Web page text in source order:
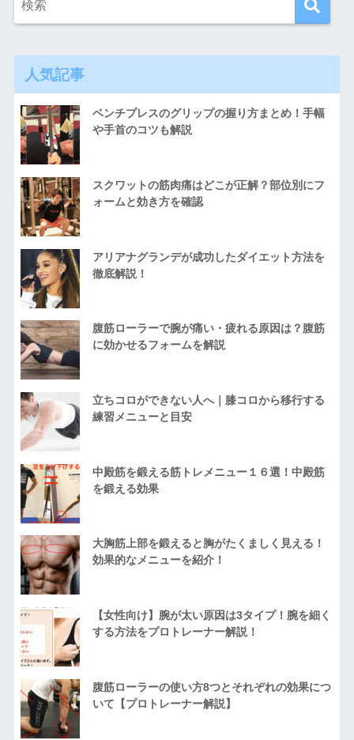
人気記事
ベンチプレスのグリップの握り方まとめ！手幅
や手首のコツも解説
スクワットの筋肉痛はどこが正解？部位別にフ
ォームと効き方を確認
アリアナグランデが成功したダイエット方法を
徹底解説！
腹筋ローラーで腕が痛い・疲れる原因は？腹筋
に効かせるフォームを解説
立ちコロができない人へ｜膝コロから移行する
練習メニューと目安
中殿筋を鍛える筋トレメニュー１６選！中殿筋
を鍛える効果
大胸筋上部を鍛えると胸がたくましく見える！
効果的なメニューを紹介！
【女性向け】腕が太い原因は3タイプ！腕を細く
する方法をプロトレーナー解説！
腹筋ローラーの使い方8つとそれぞれの効果につ
いて【プロトレーナー解説】